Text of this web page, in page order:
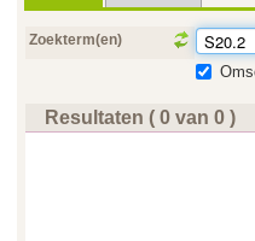
Zoekterm(en)
Resultaten ( 0 van 0 )